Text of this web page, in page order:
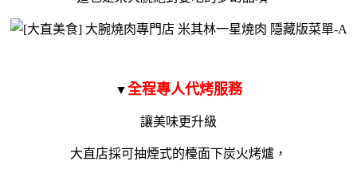
▼全程專人代烤服務
讓美味更升級
大直店採可抽煙式的檯面下炭火烤爐，